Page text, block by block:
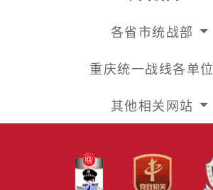
各省市统战部
重庆统一战线各单位
其他相关网站